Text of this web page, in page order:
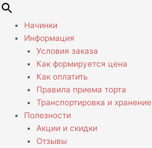
Начинки
Информация
Условия заказа
Как формируется цена
Как оплатить
Правила приема торта
Транспортировка и хранение
Полезности
Акции и скидки
Отзывы